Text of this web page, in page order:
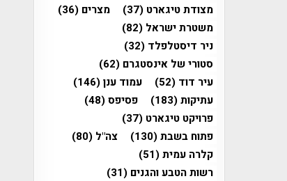
מצודת טיגארט (37) מצרים (36)
משטרת ישראל (82)
ניר דיסטלפלד (32)
סטורי של אינסטגרם (62)
עיר דוד (52) עמוד ענן(146)
עתיקות(183) פסיפס(48)
פרויקט טיגארט (37)
פתוח בשבת(130) צה"ל (80)
קלרה עמית(51)
רשות הטבע והגנים (31)